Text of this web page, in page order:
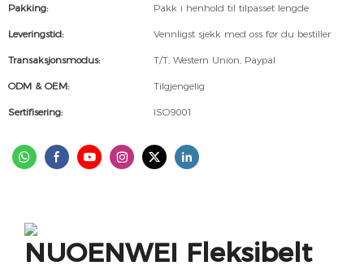
Pakking:
Pakk i henhold til tilpasset lengde
Leveringstid: Vennligst sjekk med oss ​​før du bestiller
Transaksjonsmodus: T/T, Western Union, Paypal
ODM & OEM: Tilgjengelig
Sertifisering: ISO9001
NUOENWEI Fleksibelt